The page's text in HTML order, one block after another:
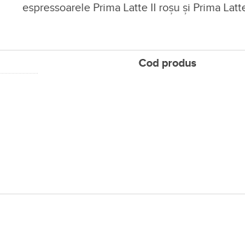
espressoarele Prima Latte II roșu și Prima
Cod produs